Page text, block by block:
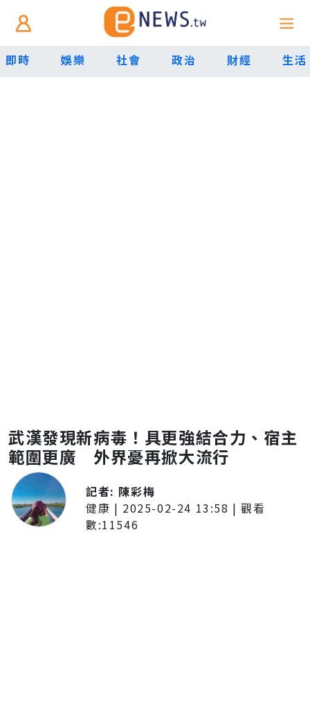
即時 娛樂 社會 政治 財經 生活
武漢發現新病毒！具更強結合力、宿主
範圍更廣 外界憂再掀大流行
記者: 陳彩梅
健康 | 2025-02-24 13:58 | 觀看
數:11546